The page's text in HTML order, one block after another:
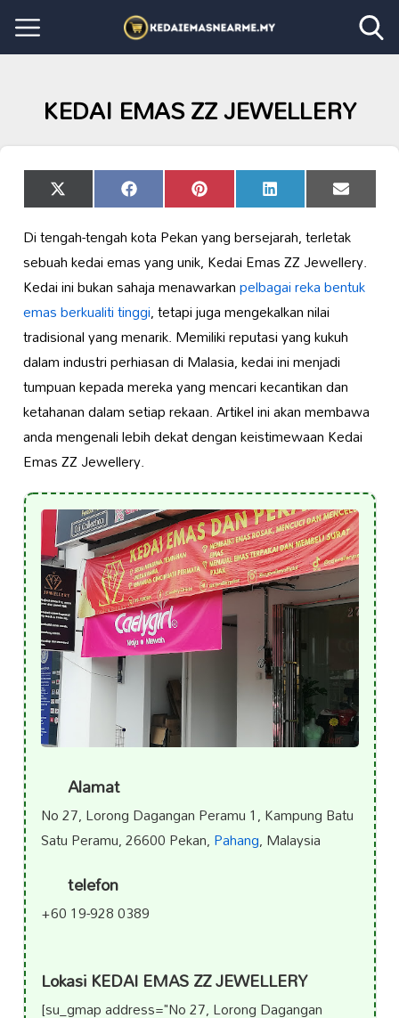
KEDAI EMAS ZZ JEWELLERY
Share
on
X
(Twitter)
Share
on
Facebook Share
on
Pinterest Share
on
LinkedIn Share
on
Email
Di tengah-tengah kota Pekan yang bersejarah, terletak
sebuah kedai emas yang unik, Kedai Emas ZZ Jewellery.
Kedai ini bukan sahaja menawarkanpelbagai reka bentuk
emas berkualiti tinggi, tetapi juga mengekalkan nilai
tradisional yang menarik. Memiliki reputasi yang kukuh
dalam industri perhiasan di Malasia, kedai ini menjadi
tumpuan kepada mereka yang mencari kecantikan dan
ketahanan dalam setiap rekaan. Artikel ini akan membawa
anda mengenali lebih dekat dengan keistimewaan Kedai
Emas ZZ Jewellery.
Alamat
No 27, Lorong Dagangan Peramu 1, Kampung Batu
Satu Peramu, 26600 Pekan,Pahang, Malaysia
telefon
+60 19-928 0389
Lokasi KEDAI EMAS ZZ JEWELLERY
[su_gmap address="No 27, Lorong Dagangan